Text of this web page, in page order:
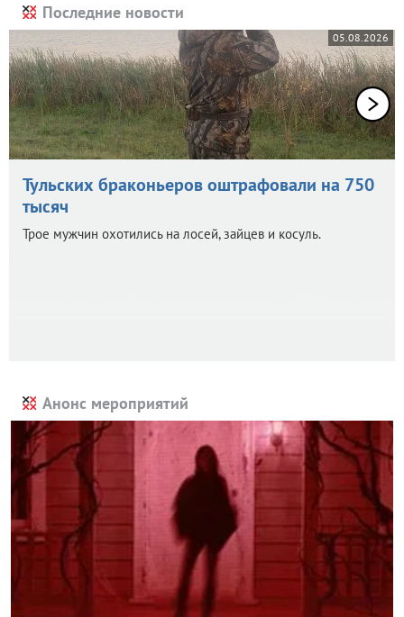
Последние новости
05.08.2026
Тульских браконьеров оштрафовали на 750
тысяч
Трое мужчин охотились на лосей, зайцев и косуль.
Анонс мероприятий